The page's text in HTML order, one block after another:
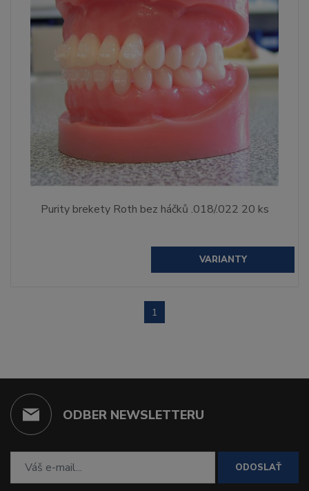
Purity brekety Roth bez háčků .018/.022 20 ks
VARIANTY
1
ODBER NEWSLETTERU
ODOSLAŤ